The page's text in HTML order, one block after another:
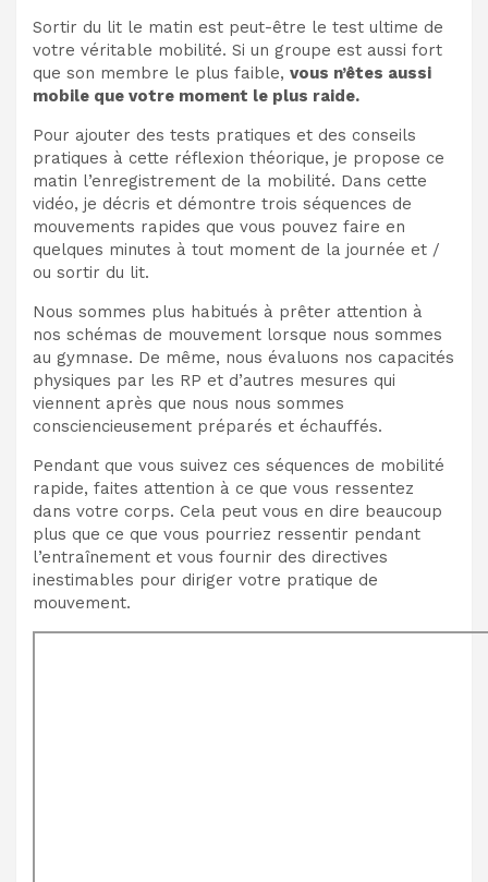
Sortir du lit le matin est peut-être le test ultime de
votre véritable mobilité. Si un groupe est aussi fort
que son membre le plus faible, vous n’êtes aussi
mobile que votre moment le plus raide.
Pour ajouter des tests pratiques et des conseils
pratiques à cette réflexion théorique, je propose ce
matin l’enregistrement de la mobilité. Dans cette
vidéo, je décris et démontre trois séquences de
mouvements rapides que vous pouvez faire en
quelques minutes à tout moment de la journée et /
ou sortir du lit.
Nous sommes plus habitués à prêter attention à
nos schémas de mouvement lorsque nous sommes
au gymnase. De même, nous évaluons nos capacités
physiques par les RP et d’autres mesures qui
viennent après que nous nous sommes
consciencieusement préparés et échauffés.
Pendant que vous suivez ces séquences de mobilité
rapide, faites attention à ce que vous ressentez
dans votre corps. Cela peut vous en dire beaucoup
plus que ce que vous pourriez ressentir pendant
l’entraînement et vous fournir des directives
inestimables pour diriger votre pratique de
mouvement.